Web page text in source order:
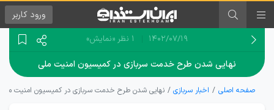
ورود کاربر
۱۴۰۲/۰۷/۱۹ 1 نظر «نمایش»
نهایی شدن طرح خدمت سربازی در کمیسیون امنیت ملی
صفحه اصلی اخبار سربازی نهایی شدن طرح خدمت سربازی در کمیسیون امنیت ملی